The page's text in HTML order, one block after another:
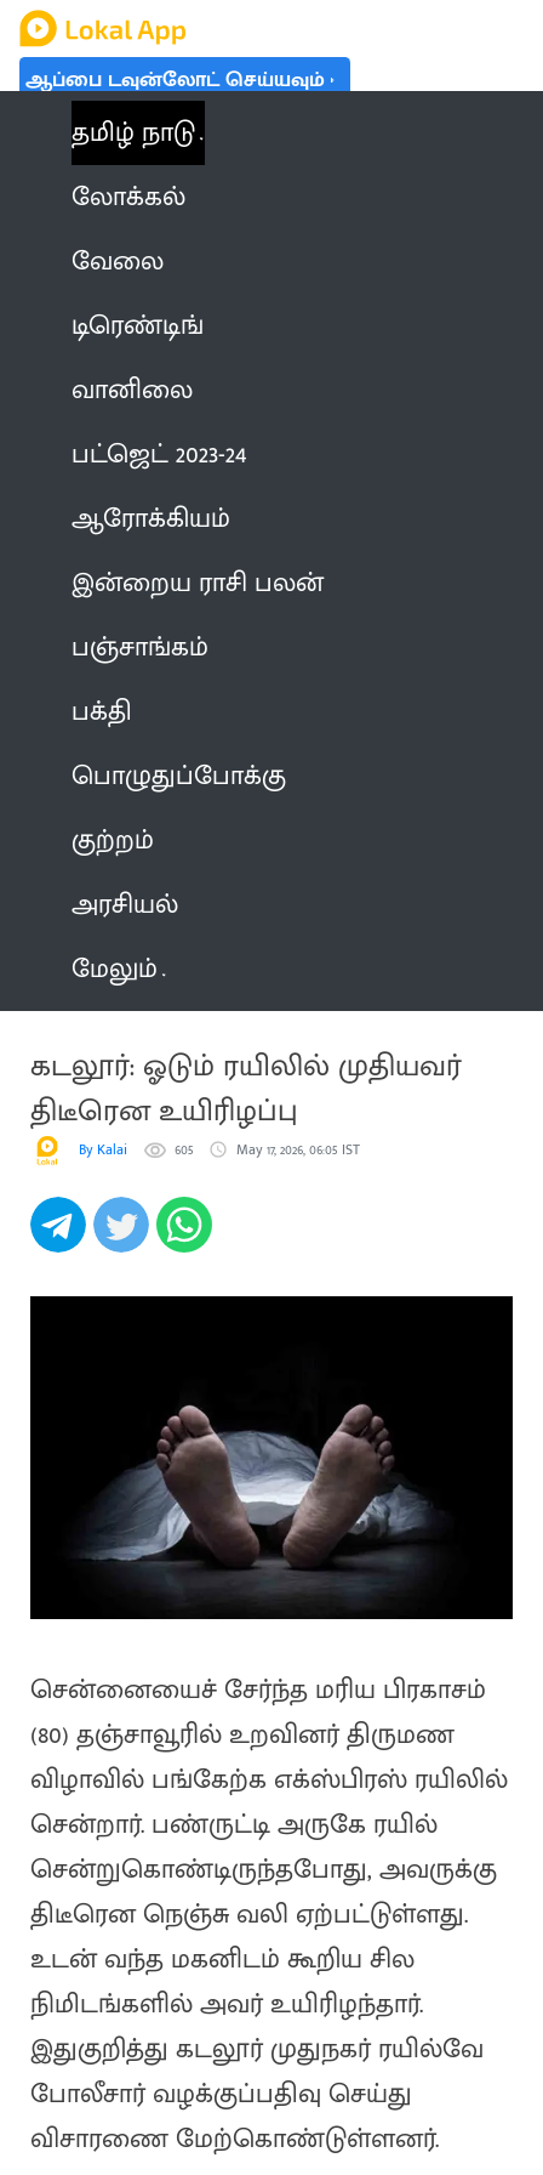
ஆப்பை டவுன்லோட் செய்யவும்
தமிழ் நாடு
லோக்கல்
வேலை
டிரெண்டிங்
வானிலை
பட்ஜெட் 2023-24
ஆரோக்கியம்
இன்றைய ராசி பலன்
பஞ்சாங்கம்
பக்தி
பொழுதுப்போக்கு
குற்றம்
அரசியல்
மேலும்
கடலூர்: ஓடும் ரயிலில் முதியவர்
திடீரென உயிரிழப்பு
By Kalai 605 May 17, 2026, 06:05 IST
சென்னையைச் சேர்ந்த மரிய பிரகாசம்
(80) தஞ்சாவூரில் உறவினர் திருமண
விழாவில் பங்கேற்க எக்ஸ்பிரஸ் ரயிலில்
சென்றார். பண்ருட்டி அருகே ரயில்
சென்றுகொண்டிருந்தபோது, அவருக்கு
திடீரென நெஞ்சு வலி ஏற்பட்டுள்ளது.
உடன் வந்த மகனிடம் கூறிய சில
நிமிடங்களில் அவர் உயிரிழந்தார்.
இதுகுறித்து கடலூர் முதுநகர் ரயில்வே
போலீசார் வழக்குப்பதிவு செய்து
விசாரணை மேற்கொண்டுள்ளனர்.